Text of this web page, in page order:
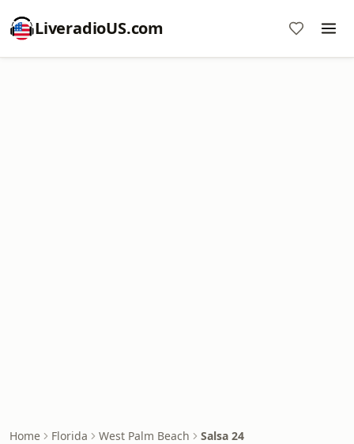
LiveradioUS.com
Home Florida West Palm Beach Salsa 24